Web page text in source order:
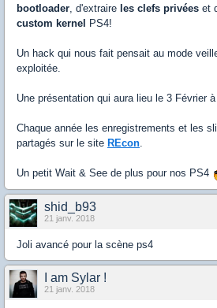
bootloader , d'extraire les clefs privées et
custom kernel PS4!
Un hack qui nous fait pensait au mode
exploitée.
Une présentation qui aura lieu le 3 Février à
Chaque année les enregistrements et les
partagés sur le site REcon
Un petit Wait & See de plus pour nos PS4
shid_b93
21 janv. 2018
Joli avancé pour la scène ps4
I am Sylar !
21 janv. 2018